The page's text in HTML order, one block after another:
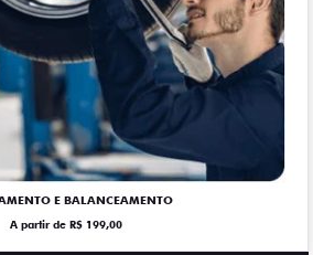
E BALANCEAMENTO
A partir de R$ 199,00